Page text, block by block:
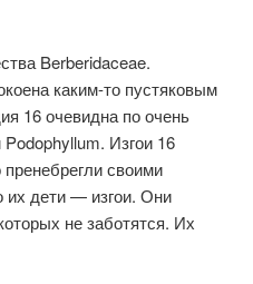
Berberidaceae.
каким-то пустяковым
16 очевидна по очень
Изгои 16
своими
их дети — изгои. Они
не заботятся. Их